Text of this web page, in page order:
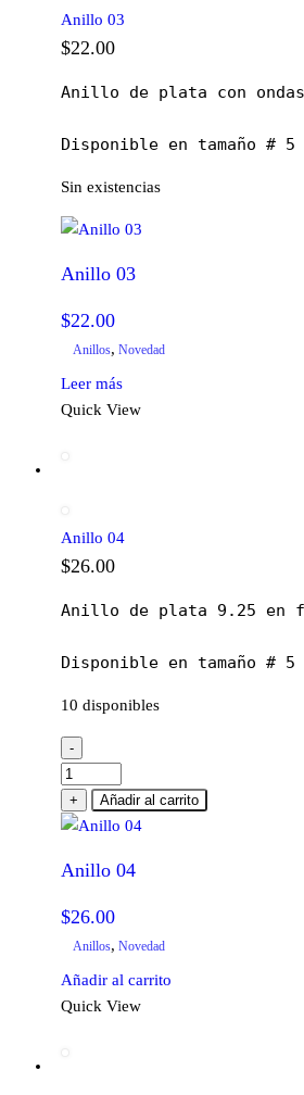
Anillo 03
$22.00
Anillo de plata con
Disponible en tamaño
Sin existencias
Anillo 03
$22.00
Anillos, Novedad
Leer más
Quick View
Anillo 04
$26.00
Anillo de plata 9.25 en
Disponible en tamaño
10 disponibles
-
Anillo
04
cantidad
+ Añadir al carrito
Anillo 04
$26.00
Anillos, Novedad
Añadir al carrito
Quick View